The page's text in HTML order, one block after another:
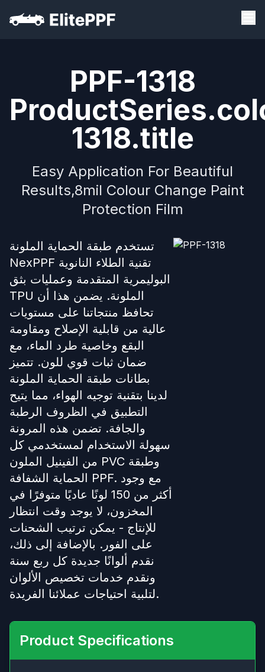
PPF-1318
1318.title
Easy Application For Beautiful
Results,8mil Colour Change Paint
Protection Film
تستخدم طبقة الحماية الملونة
NexPPF تقنية الطلاء النانوية
البوليمرية المتقدمة وعمليات بثق
TPU الملونة. يضمن هذا أن
تحافظ منتجاتنا على مستويات
عالية من قابلية الإصلاح ومقاومة
البقع وخاصية طرد الماء، مع
ضمان ثبات قوي للون. تتميز
بطانات طبقة الحماية الملونة
لدينا بتقنية توجيه الهواء، مما يتيح
التطبيق في الظروف الرطبة
والجافة. تضمن هذه المرونة
سهولة الاستخدام لمستخدمي كل
من الفينيل الملون PVC وطبقة
الحماية الشفافة PPF. مع وجود
أكثر من 150 لونًا عاديًا متوفرًا في
المخزون، لا يوجد وقت انتظار
للإنتاج - يمكن ترتيب الشحنات
على الفور. بالإضافة إلى ذلك،
نقدم ألوانًا جديدة كل ربع سنة
ونقدم خدمات تخصيص الألوان
لتلبية احتياجات عملائنا الفريدة.
Product Specifications